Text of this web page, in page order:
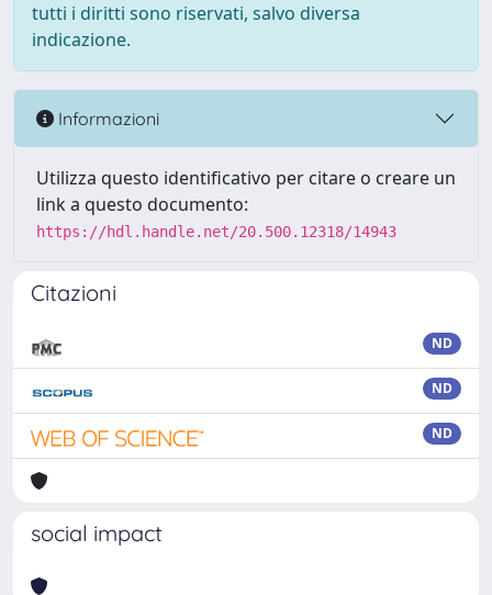
tutti i diritti sono riservati, salvo diversa
indicazione.
Informazioni
Utilizza questo identificativo per citare o creare un
link a questo documento:
https://hdl.handle.net/20.500.12318/14943
Citazioni
ND
ND
ND
social impact